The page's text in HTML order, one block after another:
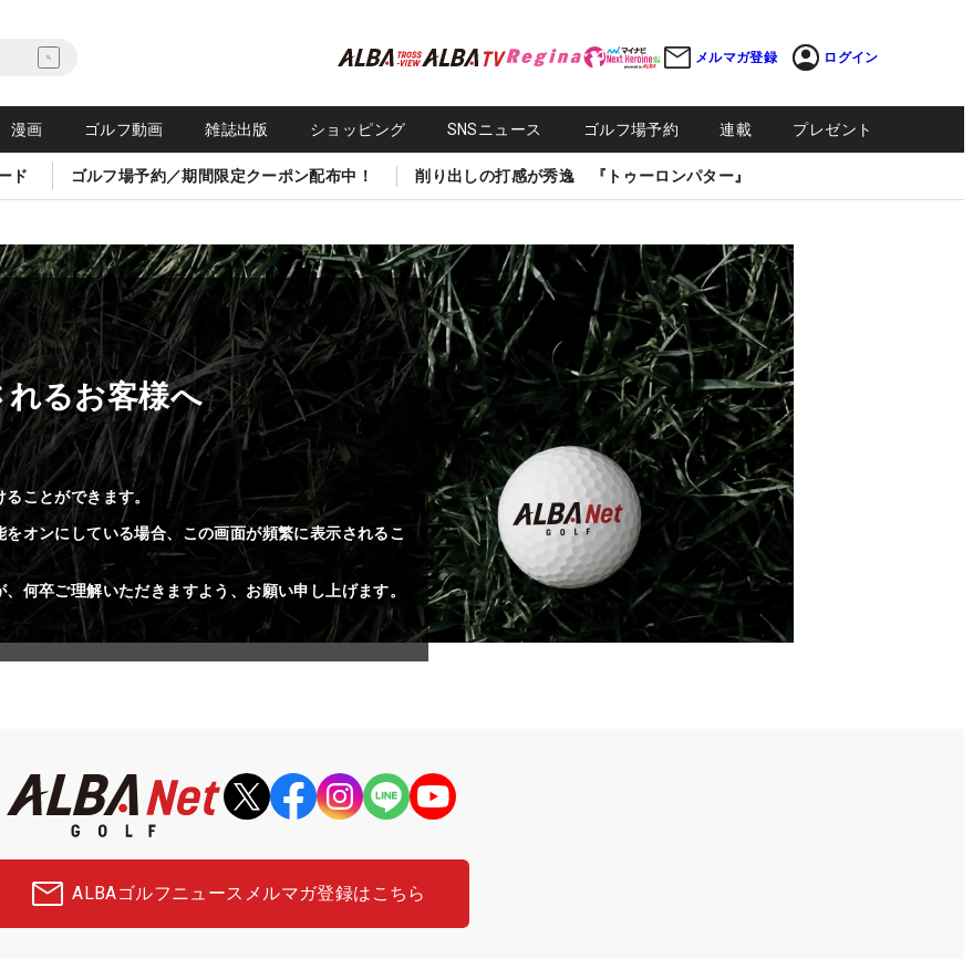
メルマガ登録 ログイン
漫画 ゴルフ動画 雑誌出版 ショッピング SNSニュース ゴルフ場予約 連載 プレゼント
ド ゴルフ場予約／期間限定クーポン配布中！ 削り出しの打感が秀逸 『トゥーロンパター』
るお客様へ
ことができます。
オンにしている場合、この画面が頻繁に表示されるこ
何卒ご理解いただきますよう、お願い申し上げます。
ALBAゴルフニュース メルマガ登録はこちら